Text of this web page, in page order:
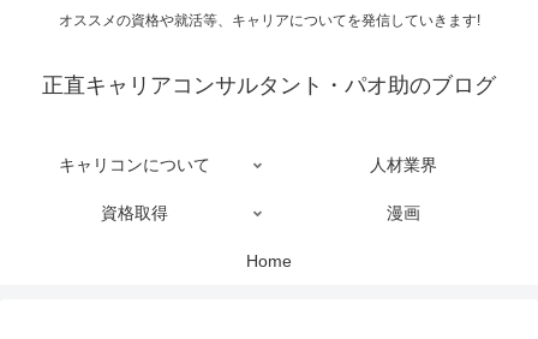
オススメの資格や就活等、キャリアについてを発信していきます!
正直キャリアコンサルタント・パオ助のブログ
キャリコンについて 人材業界
資格取得 漫画
Home